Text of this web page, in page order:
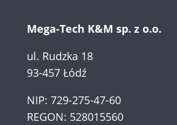
Mega-Tech K&M sp. z o.o.
ul. Rudzka 18
93-457 Łódź
NIP: 729-275-47-60
REGON: 528015560